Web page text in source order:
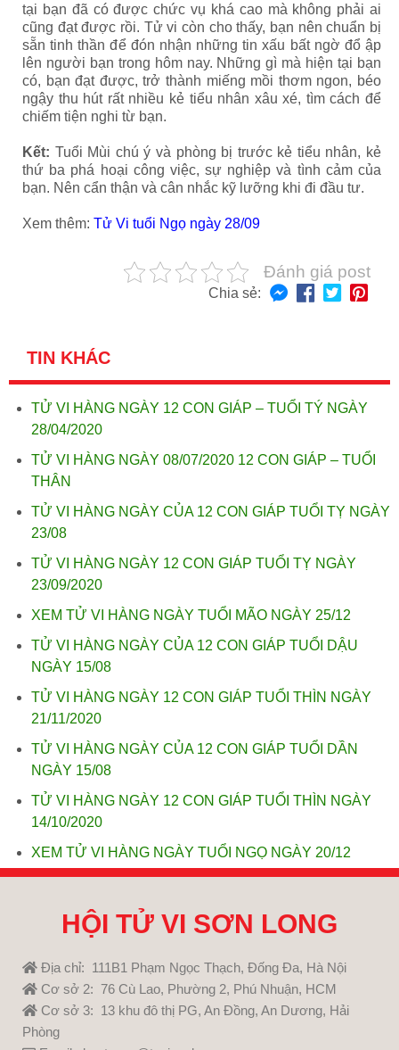
tại bạn đã có được chức vụ khá cao mà không phải ai
cũng đạt được rồi. Tử vi còn cho thấy, bạn nên chuẩn bị
sẵn tinh thần để đón nhận những tin xấu bất ngờ đổ ập
lên người bạn trong hôm nay. Những gì mà hiện tại bạn
có, bạn đạt được, trở thành miếng mồi thơm ngon, béo
ngậy thu hút rất nhiều kẻ tiểu nhân xâu xé, tìm cách để
chiếm tiện nghi từ bạn.
Kết: Tuổi Mùi chú ý và phòng bị trước kẻ tiểu nhân, kẻ
thứ ba phá hoại công việc, sự nghiệp và tình cảm của
bạn. Nên cẩn thận và cân nhắc kỹ lưỡng khi đi đầu tư.
Xem thêm: Tử Vi tuổi Ngọ ngày 28/09
Đánh giá post
Chia sẻ:
TIN KHÁC
TỬ VI HÀNG NGÀY 12 CON GIÁP – TUỔI TÝ NGÀY
28/04/2020
TỬ VI HÀNG NGÀY 08/07/2020 12 CON GIÁP – TUỔI
THÂN
TỬ VI HÀNG NGÀY CỦA 12 CON GIÁP TUỔI TỴ NGÀY
23/08
TỬ VI HÀNG NGÀY 12 CON GIÁP TUỔI TỴ NGÀY
23/09/2020
XEM TỬ VI HÀNG NGÀY TUỔI MÃO NGÀY 25/12
TỬ VI HÀNG NGÀY CỦA 12 CON GIÁP TUỔI DẬU
NGÀY 15/08
TỬ VI HÀNG NGÀY 12 CON GIÁP TUỔI THÌN NGÀY
21/11/2020
TỬ VI HÀNG NGÀY CỦA 12 CON GIÁP TUỔI DẦN
NGÀY 15/08
TỬ VI HÀNG NGÀY 12 CON GIÁP TUỔI THÌN NGÀY
14/10/2020
XEM TỬ VI HÀNG NGÀY TUỔI NGỌ NGÀY 20/12
HỘI TỬ VI SƠN LONG
Địa chỉ: 111B1 Phạm Ngọc Thạch, Đống Đa, Hà Nội
Cơ sở 2: 76 Cù Lao, Phường 2, Phú Nhuận, HCM
Cơ sở 3: 13 khu đô thị PG, An Đồng, An Dương, Hải
Phòng